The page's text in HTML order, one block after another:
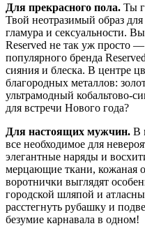
Для прекрасного пола. Ты
Твой неотразимый образ
гламура и сексуальности.
Reserved не так уж просто
популярного бренда
сияния и блеска. В центре
благородных металлов:
ультрамодный кобальтово-
для встречи Нового года?
Для настоящих мужчин. В
все необходимое для
элегантные наряды и
мерцающие ткани, кожаная
воротнички выглядят
городской шляпой и
расстегнуть рубашку и
безумие карнавала в одном!